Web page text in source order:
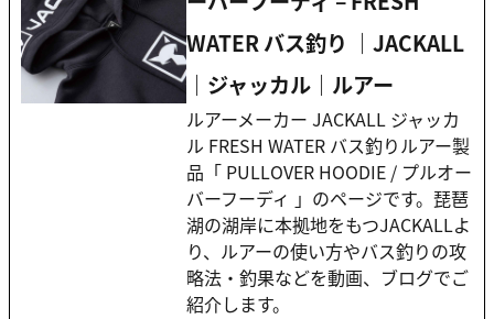
WATER バス釣り ｜JACKALL
｜ジャッカル｜ルアー
ルアーメーカー JACKALL ジャッカ
ル FRESH WATER バス釣りルアー製
品「 PULLOVER HOODIE / プルオー
バーフーディ 」のページです。琵琶
湖の湖岸に本拠地をもつJACKALLよ
り、ルアーの使い方やバス釣りの攻
略法・釣果などを動画、ブログでご
紹介します。